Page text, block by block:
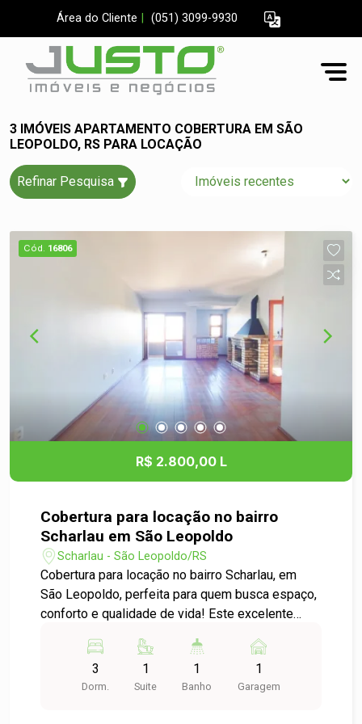
Área do Cliente (051) 3099-9930
3 IMÓVEIS APARTAMENTO COBERTURA EM SÃO
LEOPOLDO, RS PARA LOCAÇÃO
Refinar Pesquisa
Cód. 16806
R$ 2.800,00 L
Cobertura para locação no bairro
Scharlau em São Leopoldo
Scharlau - São Leopoldo/RS
Cobertura para locação no bairro Scharlau, em
São Leopoldo, perfeita para quem busca espaço,
conforto e qualidade de vida! Este excelente
com banheira e sacada privativa, proporcionando
mais conforto e privacidade. Logo na entrada da
suíte, um hall versátil oferece diversas
3
Dorm.
1
Suite
1
Banho
1
Garagem